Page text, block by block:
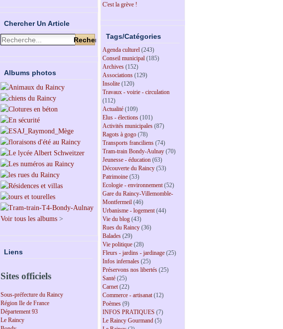
Chercher Un Article
Albums photos
Voir tous les albums >
Liens
Sites officiels
Sous-préfecture du Raincy
Région Ile de France
Département 93
Le Raincy
C'est la grève !
Tags/Catégories
Agenda culturel (243)
Conseil municipal (185)
Archives (152)
Associations (129)
Insolite (120)
Travaux - voirie - circulation
(112)
Actualité (109)
Elus - élections (101)
Activités municipales (87)
Ragots à gogo (78)
Transports franciliens (74)
Tram-train Bondy-Aulnay (70)
Jeunesse - éducation (63)
Découverte du Raincy (53)
Patrimoine (53)
Ecologie - environnement(52)
Gare du Raincy-Villemomble-
Montfermeil (46)
Urbanisme - logement(44)
Vie du blog (43)
Rues du Raincy (36)
Balades (29)
Vie politique (28)
Fleurs - jardins - jardinage (25)
Infos infernales (25)
Préservons nos libertés (25)
Santé (25)
Carnet(22)
Commerce - artisanat(12)
Poèmes (9)
INFOS PRATIQUES (7)
Le Raincy Gourmand (5)